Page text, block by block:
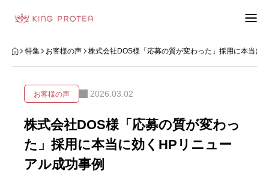
会社概要
利用規約
お問い合わせフォーム
特集 お客様の声 株式会社DOS様「応募の質が変わった」採用に本当に
お客様の声 2026.03.02
株式会社DOS様「応募の質が変わっ
た」採用に本当に効くHPリニュー
アル成功事例